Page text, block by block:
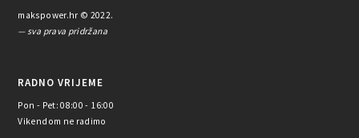
makspower.hr © 2022.
— sva prava pridržana
RADNO VRIJEME
Pon - Pet: 08:00 - 16:00
Vikendom ne radimo